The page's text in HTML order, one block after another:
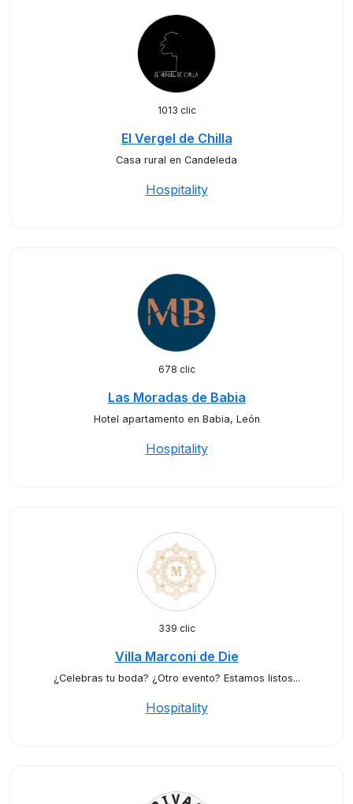
1013 clic
El Vergel de Chilla
Casa rural en Candeleda
Hospitality
678 clic
Las Moradas de Babia
Hotel apartamento en Babia, León
Hospitality
339 clic
Villa Marconi de Die
¿Celebras tu boda? ¿Otro evento? Estamos listos...
Hospitality